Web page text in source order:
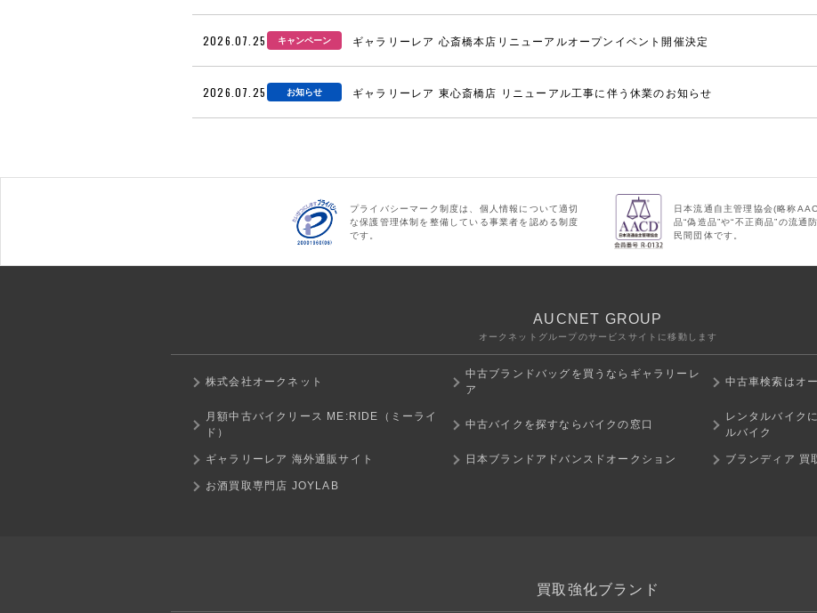
2026.07.25 キャンペーン ギャラリーレア 心斎橋本店リニューアルオープンイベント開催決定
2026.07.25 お知らせ ギャラリーレア 東心斎橋店 リニューアル工事に伴う休業のお知らせ
プライバシーマーク制度は、個人情報について適切
な保護管理体制を整備している事業者を認める制度
です。
日本流通自主管理協会(略称
品“偽造品”や“不正商品”の流通
民間団体です。
AUCNET GROUP
オークネットグループのサービスサイトに移動します
株式会社オークネット
中古ブランドバッグを買うならギャラリーレ
ア
中古車検索はオ
月額中古バイクリース ME:RIDE（ミーライ
ド）
中古バイクを探すならバイクの窓口
レンタルバイク
ルバイク
ギャラリーレア 海外通販サイト 日本ブランドアドバンスドオークション ブランディア 買
お酒買取専門店 JOYLAB
買取強化ブランド